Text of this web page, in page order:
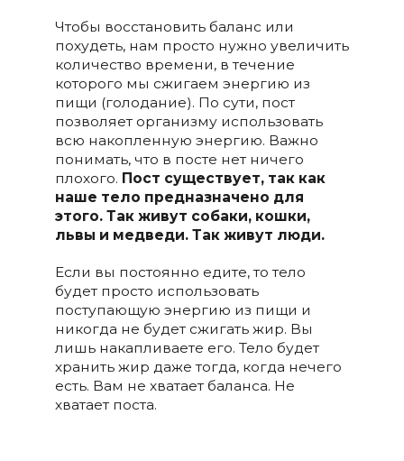
Чтобы восстановить баланс или
похудеть, нам просто нужно увеличить
количество времени, в течение
которого мы сжигаем энергию из
пищи (голодание). По сути, пост
позволяет организму использовать
всю накопленную энергию. Важно
понимать, что в посте нет ничего
плохого. Пост существует, так как
наше тело предназначено для
этого. Так живут собаки, кошки,
львы и медведи. Так живут люди.
Если вы постоянно едите, то тело
будет просто использовать
поступающую энергию из пищи и
никогда не будет сжигать жир. Вы
лишь накапливаете его. Тело будет
хранить жир даже тогда, когда нечего
есть. Вам не хватает баланса. Не
хватает поста.